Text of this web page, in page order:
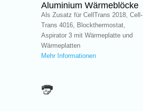
Aluminium Wärmeblöcke
Als Zusatz für CellTrans 2018, Cell-
Trans 4016, Blockthermostat,
Aspirator 3 mit Wärmeplatte und
Wärmeplatten
Mehr Informationen